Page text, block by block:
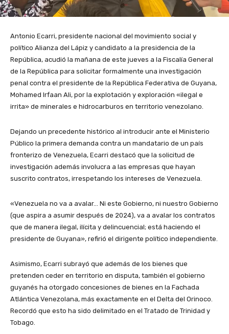
Antonio Ecarri, presidente nacional del movimiento social y
político Alianza del Lápiz y candidato a la presidencia de la
República, acudió la mañana de este jueves a la Fiscalía General
de la República para solicitar formalmente una investigación
penal contra el presidente de la República Federativa de Guyana,
Mohamed Irfaan Ali, por la explotación y exploración «ilegal e
irrita» de minerales e hidrocarburos en territorio venezolano.
Dejando un precedente histórico al introducir ante el Ministerio
Público la primera demanda contra un mandatario de un país
fronterizo de Venezuela, Ecarri destacó que la solicitud de
investigación además involucra a las empresas que hayan
suscrito contratos, irrespetando los intereses de Venezuela.
«Venezuela no va a avalar… Ni este Gobierno, ni nuestro Gobierno
(que aspira a asumir después de 2024), va a avalar los contratos
que de manera ilegal, ilícita y delincuencial; está haciendo el
presidente de Guyana», refirió el dirigente político independiente.
Asimismo, Ecarri subrayó que además de los bienes que
pretenden ceder en territorio en disputa, también el gobierno
guyanés ha otorgado concesiones de bienes en la Fachada
Atlántica Venezolana, más exactamente en el Delta del Orinoco.
Recordó que esto ha sido delimitado en el Tratado de Trinidad y
Tobago.